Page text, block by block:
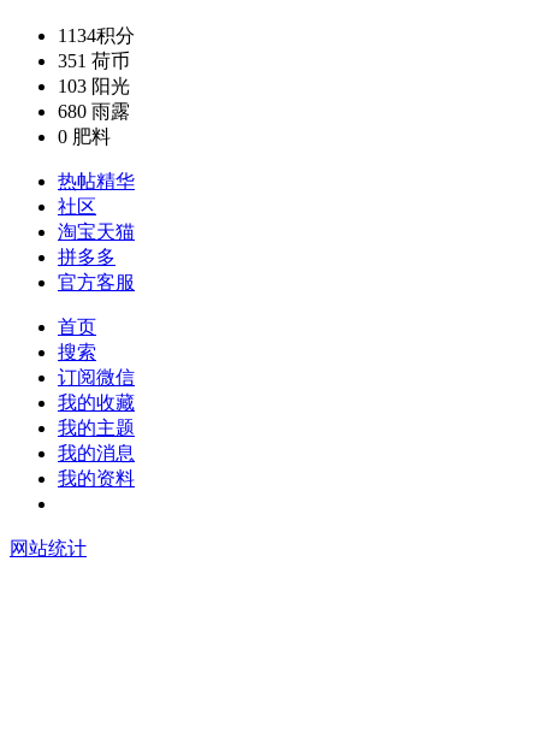
1134积分
351 荷币
103 阳光
680 雨露
0 肥料
热帖精华
社区
淘宝天猫
拼多多
官方客服
首页
搜索
订阅微信
我的收藏
我的主题
我的消息
我的资料
网站统计